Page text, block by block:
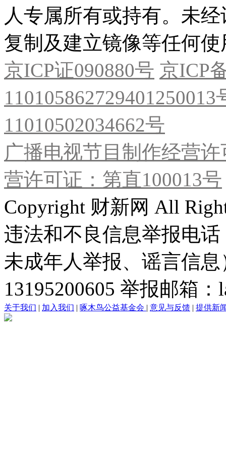
人专属所有或持有。未
复制及建立镜像等任何使
京ICP证090880号 京ICP
11010502034662号
广播电视节目制作经营
营许可证：第直100013号
Copyright 财新网 All
违法和不良信息举报电
未成年人举报、谣言信
13195200605 举报邮箱
关于我们 | 加入我们 | 啄木鸟公益基金会 | 意见与反馈 | 提供新